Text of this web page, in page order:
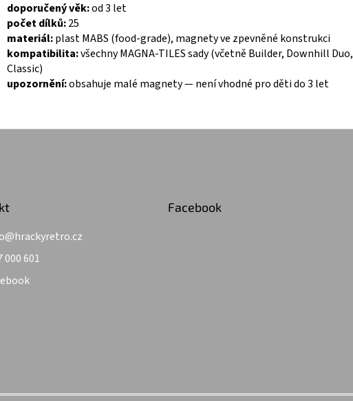
doporučený věk:od 3 let
počet dílků:25
materiál:plast MABS (food-grade), magnety ve zpevněné konstrukci
kompatibilita:všechny MAGNA-TILES sady (včetně Builder, Downhill Duo,
Classic)
upozornění:obsahuje malé magnety — není vhodné pro děti do 3 let
@hrackyretro.cz
000 601
Facebook